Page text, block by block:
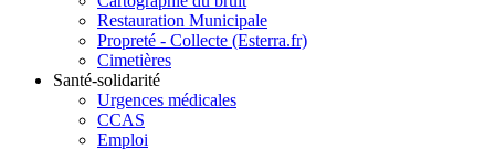
Restauration Municipale
Propreté - Collecte (Esterra.fr)
Cimetières
Santé-solidarité
Urgences médicales
CCAS
Emploi